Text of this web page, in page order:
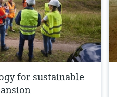
for sustainable